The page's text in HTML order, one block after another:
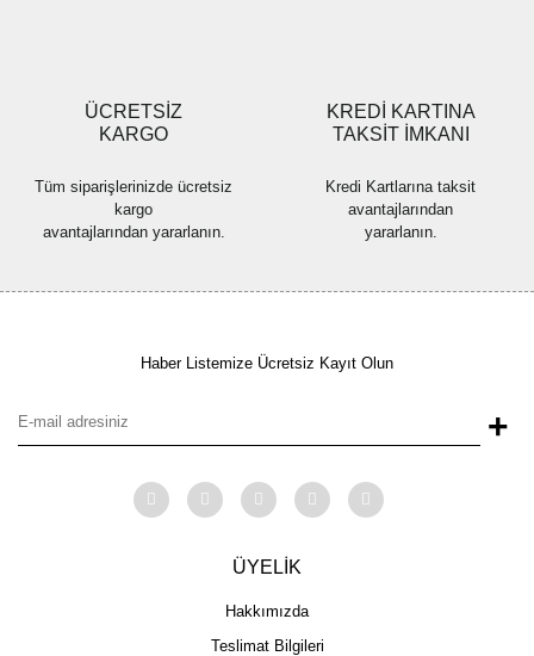
ÜCRETSİZ
KARGO
Tüm siparişlerinizde ücretsiz
kargo
avantajlarından yararlanın.
KREDİ KARTINA
TAKSİT İMKANI
Kredi Kartlarına taksit
avantajlarından
yararlanın.
Haber Listemize Ücretsiz Kayıt Olun
+
ÜYELİK
Hakkımızda
Teslimat Bilgileri